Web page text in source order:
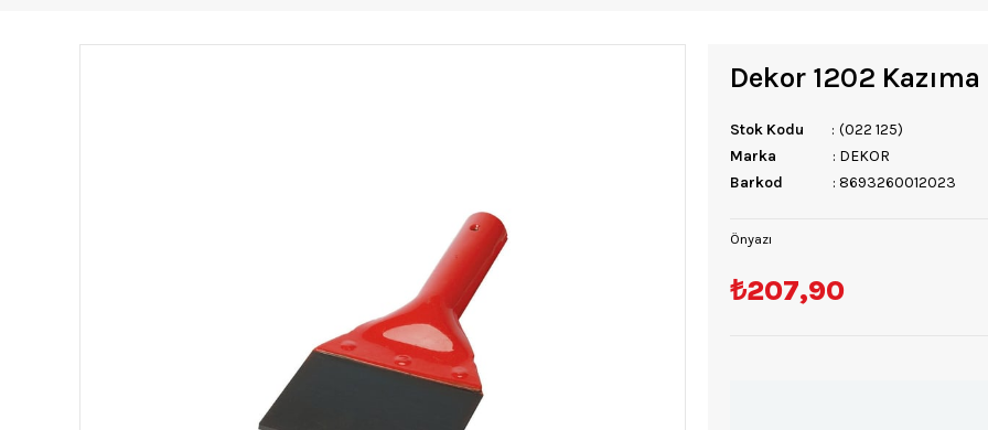
Dekor 1202 Kazıma
Stok Kodu
(022 125)
Marka
: DEKOR
Barkod
: 8693260012023
Önyazı
₺207,90